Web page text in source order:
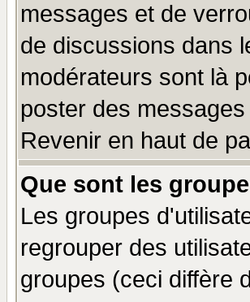
messages et de
de discussions dans
modérateurs sont là
poster des
Revenir en haut de
Que sont les
Les groupes
regrouper des
groupes (ceci diffère